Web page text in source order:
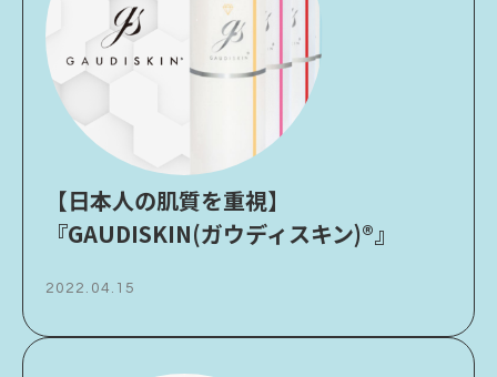
【日本人の肌質を重視】
『GAUDISKIN(ガウディスキン)®︎』
2022.04.15